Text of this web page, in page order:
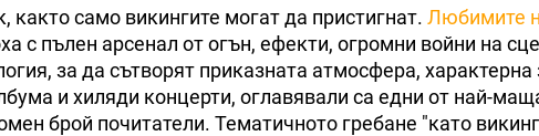
както само викингите могат да пристигнат. Любимите
с пълен арсенал от огън, ефекти, огромни войни на
за да сътворят приказната атмосфера, характерна
и хиляди концерти, оглавявали са едни от най-
брой почитатели. Тематичното гребане "като